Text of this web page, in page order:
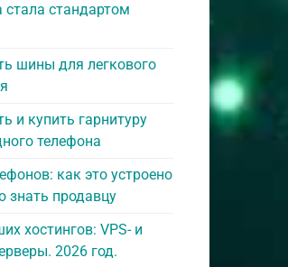
стала стандартом
шины для легкового
и купить гарнитуру
телефона
как это устроено
знать продавцу
хостингов: VPS- и
2026 год.